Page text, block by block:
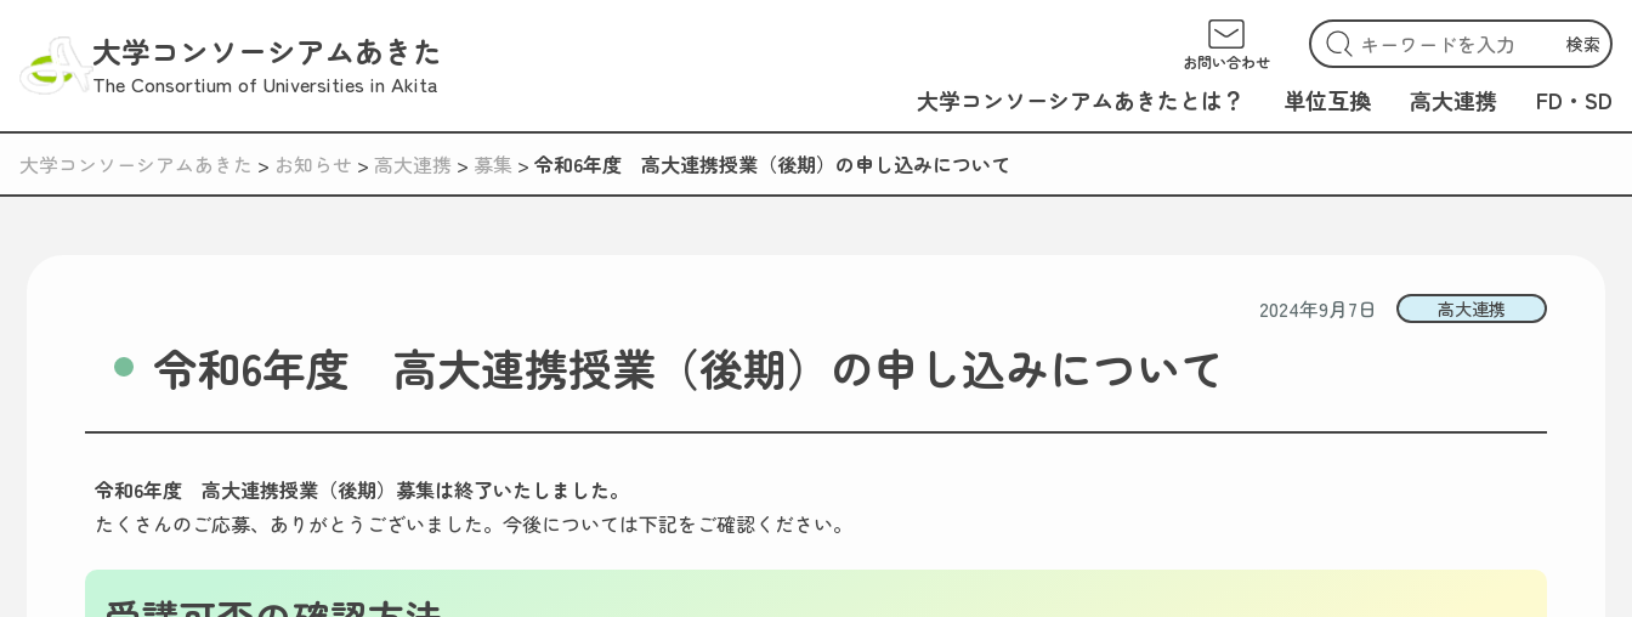
大学コンソーシアムあきた
The Consortium of Universities in Akita
お問い合わせ
検索
大学コンソーシアムあきたとは？ 単位互換 高大連携 FD・SD
大学コンソーシアムあきた > お知らせ > 高大連携 > 募集 > 令和6年度 高大連携授業（後期）の申し込みについて
2024年9月7日 高大連携
令和6年度 高大連携授業（後期）の申し込みについて
令和6年度 高大連携授業（後期）募集は終了いたしました。
たくさんのご応募、ありがとうございました。今後については下記をご確認ください。